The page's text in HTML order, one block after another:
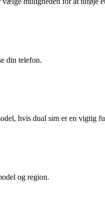
din telefon.
hvis dual sim er en vigtig
og region.